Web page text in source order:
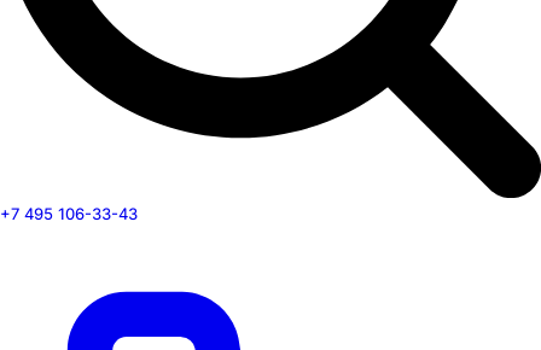
+7 495 106-33-43